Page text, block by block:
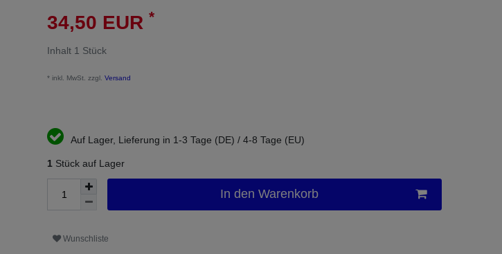
34,50 EUR *
Inhalt 1 Stück
* inkl. MwSt. zzgl. Versand
Auf Lager, Lieferung in 1-3 Tage (DE) / 4-8 Tage (EU)
1 Stück auf Lager
In den Warenkorb
Wunschliste